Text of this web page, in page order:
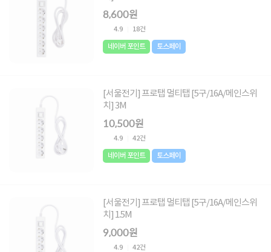
8,600원
4.9 18건
네이버 포인트 토스페이
[서울전기] 프로탭 멀티탭 [5구/16A/메인스위
치] 3M
10,500원
4.9 42건
네이버 포인트 토스페이
[서울전기] 프로탭 멀티탭 [5구/16A/메인스위
치] 1.5M
9,000원
4.9 42건